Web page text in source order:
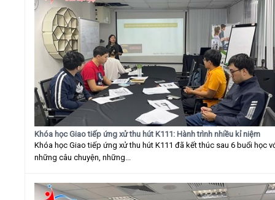
Khóa học Giao tiếp ứng xử thu hút K111: Hành trình nhiều kỉ niệm
Khóa học Giao tiếp ứng xử thu hút K111 đã kết thúc sau 6 buổi học
những câu chuyện, những...